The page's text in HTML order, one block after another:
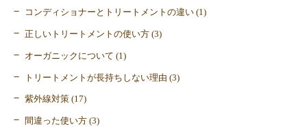
コンディショナーとトリートメントの違い (1)
正しいトリートメントの使い方 (3)
オーガニックについて (1)
トリートメントが長持ちしない理由 (3)
紫外線対策 (17)
間違った使い方 (3)